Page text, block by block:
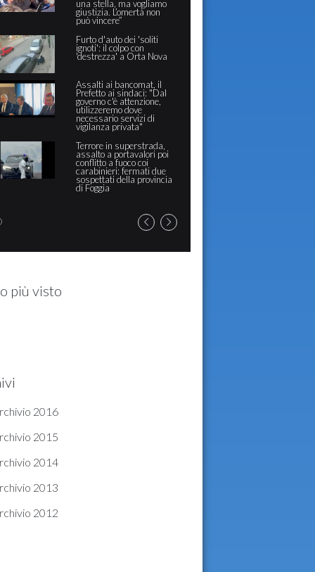
una stella, ma vogliamo
giustizia. L’omertà non
può vincere”
Furto d'auto dei 'soliti
ignoti': il colpo con
'destrezza' a Orta Nova
Assalti ai bancomat, il
Prefetto ai sindaci: "Dal
governo c'è attenzione,
utilizzeremo dove
necessario servizi di
vigilanza privata"
Terrore in superstrada,
assalto a portavalori poi
conflitto a fuoco coi
carabinieri: fermati due
sospettati della provincia
di Foggia
più visto
2016
2015
2014
2013
2012